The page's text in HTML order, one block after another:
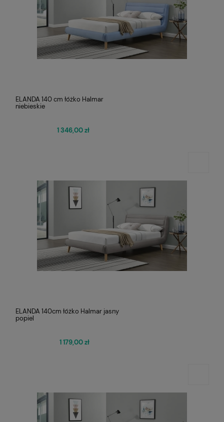
ELANDA 140 cm łóżko Halmar
niebieskie
1 346,00 zł
ELANDA 140cm łóżko Halmar jasny
popiel
1 179,00 zł